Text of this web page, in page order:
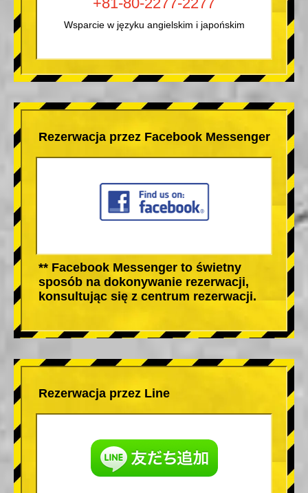
Wsparcie w języku angielskim i japońskim
Rezerwacja przez Facebook Messenger
** Facebook Messenger to świetny
sposób na dokonywanie rezerwacji,
konsultując się z centrum rezerwacji.
Rezerwacja przez Line